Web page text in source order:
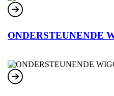
ONDERSTEUNENDE